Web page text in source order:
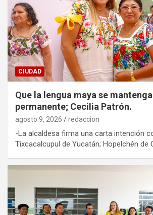
CIUDAD
Que la lengua maya se
permanente; Cecilia Patrón.
agosto 9, 2026 redaccion
-La alcaldesa firma una carta intención
Tixcacalcupul de Yucatán; Hopelchén de